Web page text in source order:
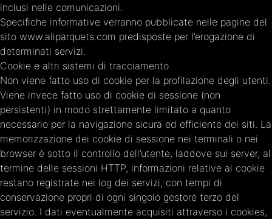
inclusi nelle comunicazioni.
Specifiche informative verranno pubblicate nelle pagine del
sito www.aliparquets.com predisposte per l’erogazione di
determinati servizi.
Cookie e altri sistemi di tracciamento
Non viene fatto uso di cookie per la profilazione degli utenti.
Viene invece fatto uso di cookie di sessione (non
persistenti) in modo strettamente limitato a quanto
necessario per la navigazione sicura ed efficiente dei siti. La
memorizzazione dei cookie di sessione nei terminali o nei
browser è sotto il controllo dell’utente, laddove sui server, al
termine delle sessioni HTTP, informazioni relative ai cookie
restano registrate nei log dei servizi, con tempi di
conservazione propri di ogni singolo gestore terzo del
servizio. I dati eventualmente acquisiti attraverso i cookies,